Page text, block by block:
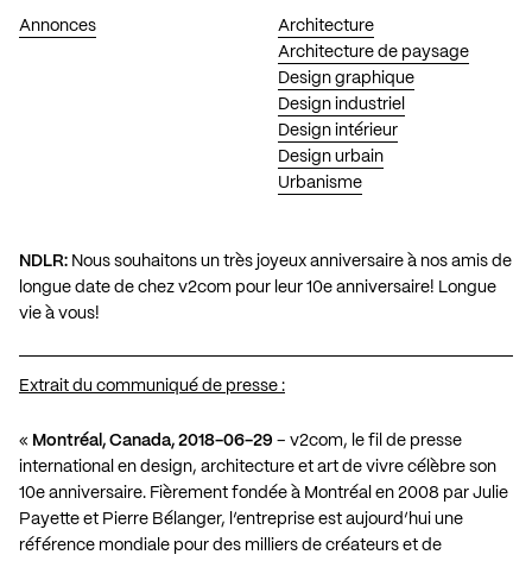
Annonces
Architecture
Architecture de paysage
Design graphique
Design industriel
Design intérieur
Design urbain
Urbanisme
NDLR: Nous souhaitons un très joyeux anniversaire à nos amis de
longue date de chez v2com pour leur 10e anniversaire! Longue
vie à vous!
Extrait du communiqué de presse :
« Montréal, Canada, 2018-06-29 – v2com, le fil de presse
international en design, architecture et art de vivre célèbre son
10e anniversaire. Fièrement fondée à Montréal en 2008 par Julie
Payette et Pierre Bélanger, l’entreprise est aujourd’hui une
référence mondiale pour des milliers de créateurs et de